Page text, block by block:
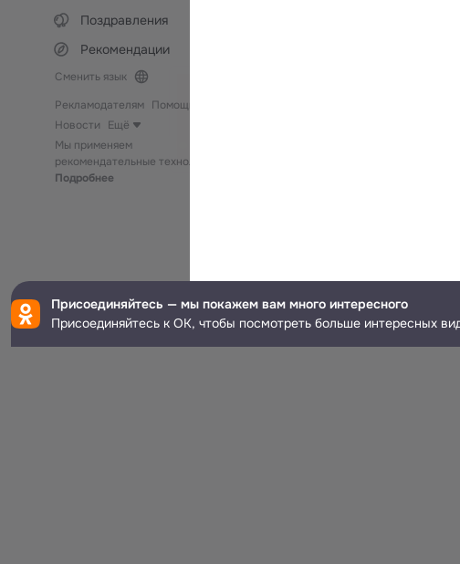
Поздравления
Рекомендации
Сменить язык
Рекламодателям Помощь
Новости
Ещё
Мы применяем
рекомендательные технологии
Подробнее
Присоединяйтесь — мы покажем вам много интересного
Присоединяйтесь к ОК, чтобы посмотреть больше интересных